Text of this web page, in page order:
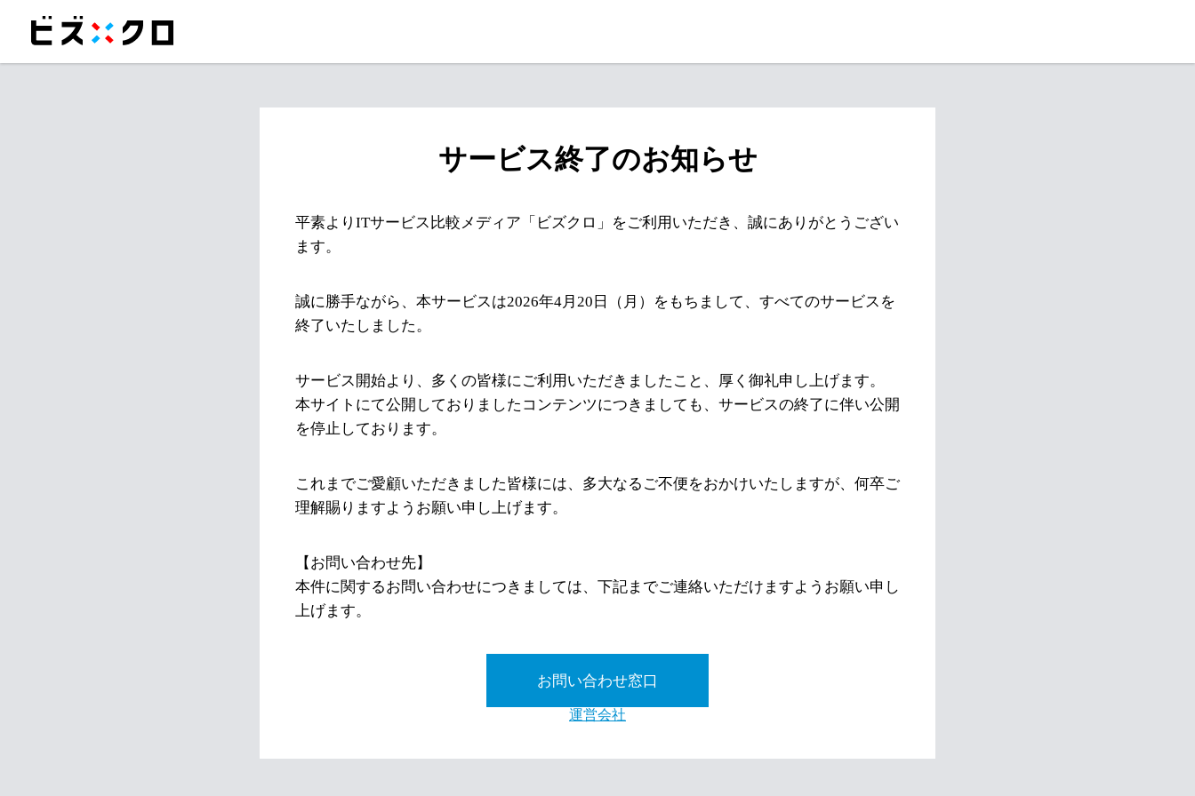
サービス終了のお知らせ
平素よりITサービス比較メディア「ビズクロ」をご利用いただき、誠にありがとうござい
ます。
誠に勝手ながら、本サービスは2026年4月20日（月）をもちまして、すべてのサービスを
終了いたしました。
サービス開始より、多くの皆様にご利用いただきましたこと、厚く御礼申し上げます。
本サイトにて公開しておりましたコンテンツにつきましても、サービスの終了に伴い公開
を停止しております。
これまでご愛顧いただきました皆様には、多大なるご不便をおかけいたしますが、何卒ご
理解賜りますようお願い申し上げます。
【お問い合わせ先】
本件に関するお問い合わせにつきましては、下記までご連絡いただけますようお願い申し
上げます。
お問い合わせ窓口
運営会社